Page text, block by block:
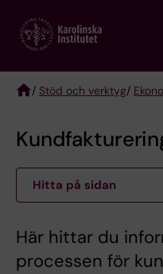
main
/ Stöd och verktyg/
Hitta på sidan
Här hittar du
processen för